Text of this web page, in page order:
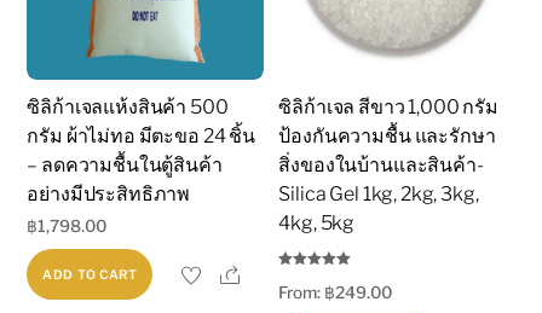
ซิลิก้าเจลแห้งสินค้า 500
กรัม ผ้าไม่ทอ มีตะขอ 24 ชิ้น
– ลดความชื้นในตู้สินค้า
อย่างมีประสิทธิภาพ
฿1,798.00
ADD TO CART Share
ซิลิก้าเจล สีขาว 1,000 กรัม
ป้องกันความชื้น และรักษา
สิ่งของในบ้านและสินค้า-
Silica Gel 1kg, 2kg, 3kg,
4kg, 5kg
5.00
out of 5
From: ฿249.00